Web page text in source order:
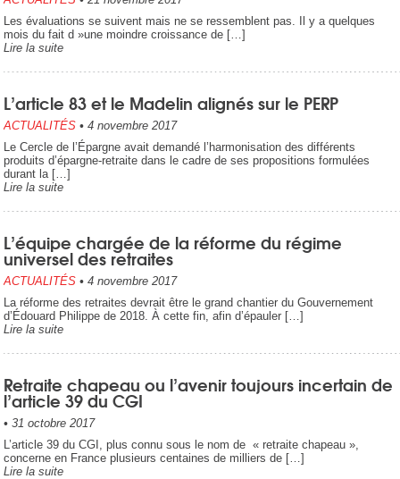
Les évaluations se suivent mais ne se ressemblent pas. Il y a quelques
mois du fait d »une moindre croissance de […]
Lire la suite
L’article 83 et le Madelin alignés sur le PERP
ACTUALITÉS • 4 novembre 2017
Le Cercle de l’Épargne avait demandé l’harmonisation des différents
produits d’épargne-retraite dans le cadre de ses propositions formulées
durant la […]
Lire la suite
L’équipe chargée de la réforme du régime
universel des retraites
ACTUALITÉS • 4 novembre 2017
La réforme des retraites devrait être le grand chantier du Gouvernement
d’Édouard Philippe de 2018. À cette fin, afin d’épauler […]
Lire la suite
Retraite chapeau ou l’avenir toujours incertain de
l’article 39 du CGI
• 31 octobre 2017
L’article 39 du CGI, plus connu sous le nom de « retraite chapeau »,
concerne en France plusieurs centaines de milliers de […]
Lire la suite